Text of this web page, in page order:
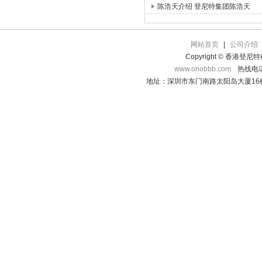
陈浩天介绍 登尼特集团陈浩天
网站首页
公司介绍
Copyright © 香港登尼特
www.onobbb.com
热线电
地址：深圳市东门南路太阳岛大厦